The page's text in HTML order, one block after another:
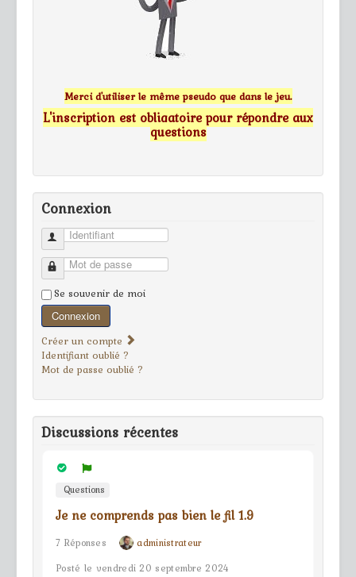
Merci d'utiliser le même pseudo que dans le jeu.
L'inscription est obligatoire pour répondre aux
questions
Connexion
Identifiant
Mot de passe
Se souvenir de moi
Connexion
Créer un compte
Identifiant oublié ?
Mot de passe oublié ?
Discussions récentes
Questions
Je ne comprends pas bien le fil 1.9
7 Réponses
administrateur
Posté le vendredi 20 septembre 2024